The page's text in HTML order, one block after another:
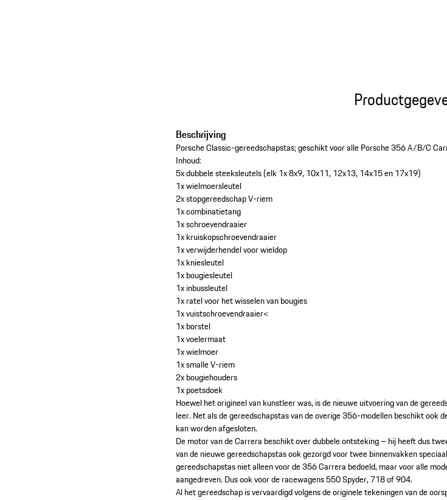
Beschrijving
Porsche Classic-gereedschapstas; geschikt voor alle Porsche 356 A/B/C
Inhoud:
5x dubbele steeksleutels (elk 1x 8x9, 10x11, 12x13, 14x15 en 17x19)
1x wielmoersleutel
2x stopgereedschap V-riem
1x combinatietang
1x schroevendraaier
1x kruiskopschroevendraaier
1x verwijderhendel voor wieldop
1x kniesleutel
1x bougiesleutel
1x inbussleutel
1x ratel voor het wisselen van bougies
1x vuistschroevendraaier<
1x borstel
1x voelermaat
1x wielmoer
1x smalle V-riem
2x bougiehouders
1x poetsdoek
Hoewel het origineel van kunstleer was, is de nieuwe uitvoering van de
leer. Net als de gereedschapstas van de overige 356-modellen beschikt ook
kan worden afgesloten.
De motor van de Carrera beschikt over dubbele ontsteking – hij heeft dus
van de nieuwe gereedschapstas ook gezorgd voor twee binnenvakken
gereedschapstas niet alleen voor de 356 Carrera bedoeld, maar voor alle
aangedreven. Dus ook voor de racewagens 550 Spyder, 718 of 904.
Al het gereedschap is vervaardigd volgens de originele tekeningen van de